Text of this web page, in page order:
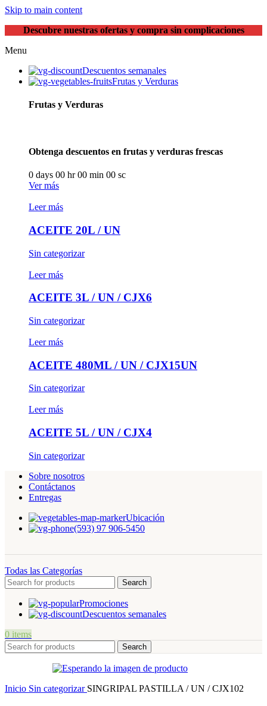
Skip to main content
Descubre nuestras ofertas y compra sin complicaciones
Menu
Descuentos semanales
Frutas y Verduras
Frutas y Verduras
Obtenga descuentos en frutas y verduras frescas
0 days 00 hr00 min 00 sc
Ver más
Leer más
ACEITE 20L / UN
Sin categorizar
Leer más
ACEITE 3L / UN / CJX6
Sin categorizar
Leer más
ACEITE 480ML / UN / CJX15UN
Sin categorizar
Leer más
ACEITE 5L / UN / CJX4
Sin categorizar
Sobre nosotros
Contáctanos
Entregas
Ubicación
(593) 97 906-5450
Todas las Categorías
Search
Promociones
Descuentos semanales
0 items
Search
Inicio Sin categorizar SINGRIPAL PASTILLA / UN / CJX102